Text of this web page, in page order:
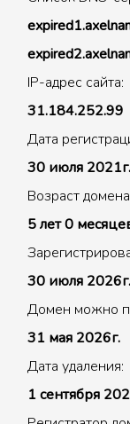
IP-адрес сайта:
31.184.252.99
Дата
30 июля 2021г.
Возраст
5 лет 0
30 июля 2026г.
Домен можно
31 мая 2026г.
Дата удаления:
1 сентября